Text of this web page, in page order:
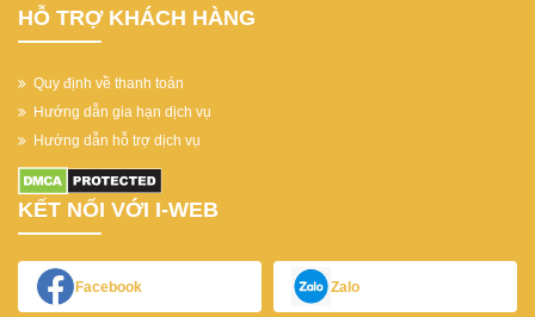
HỖ TRỢ KHÁCH HÀNG
Quy định về thanh toán
Hướng dẫn gia hạn dịch vụ
Hướng dẫn hỗ trợ dịch vụ
KẾT NỐI VỚI I-WEB
Facebook Zalo